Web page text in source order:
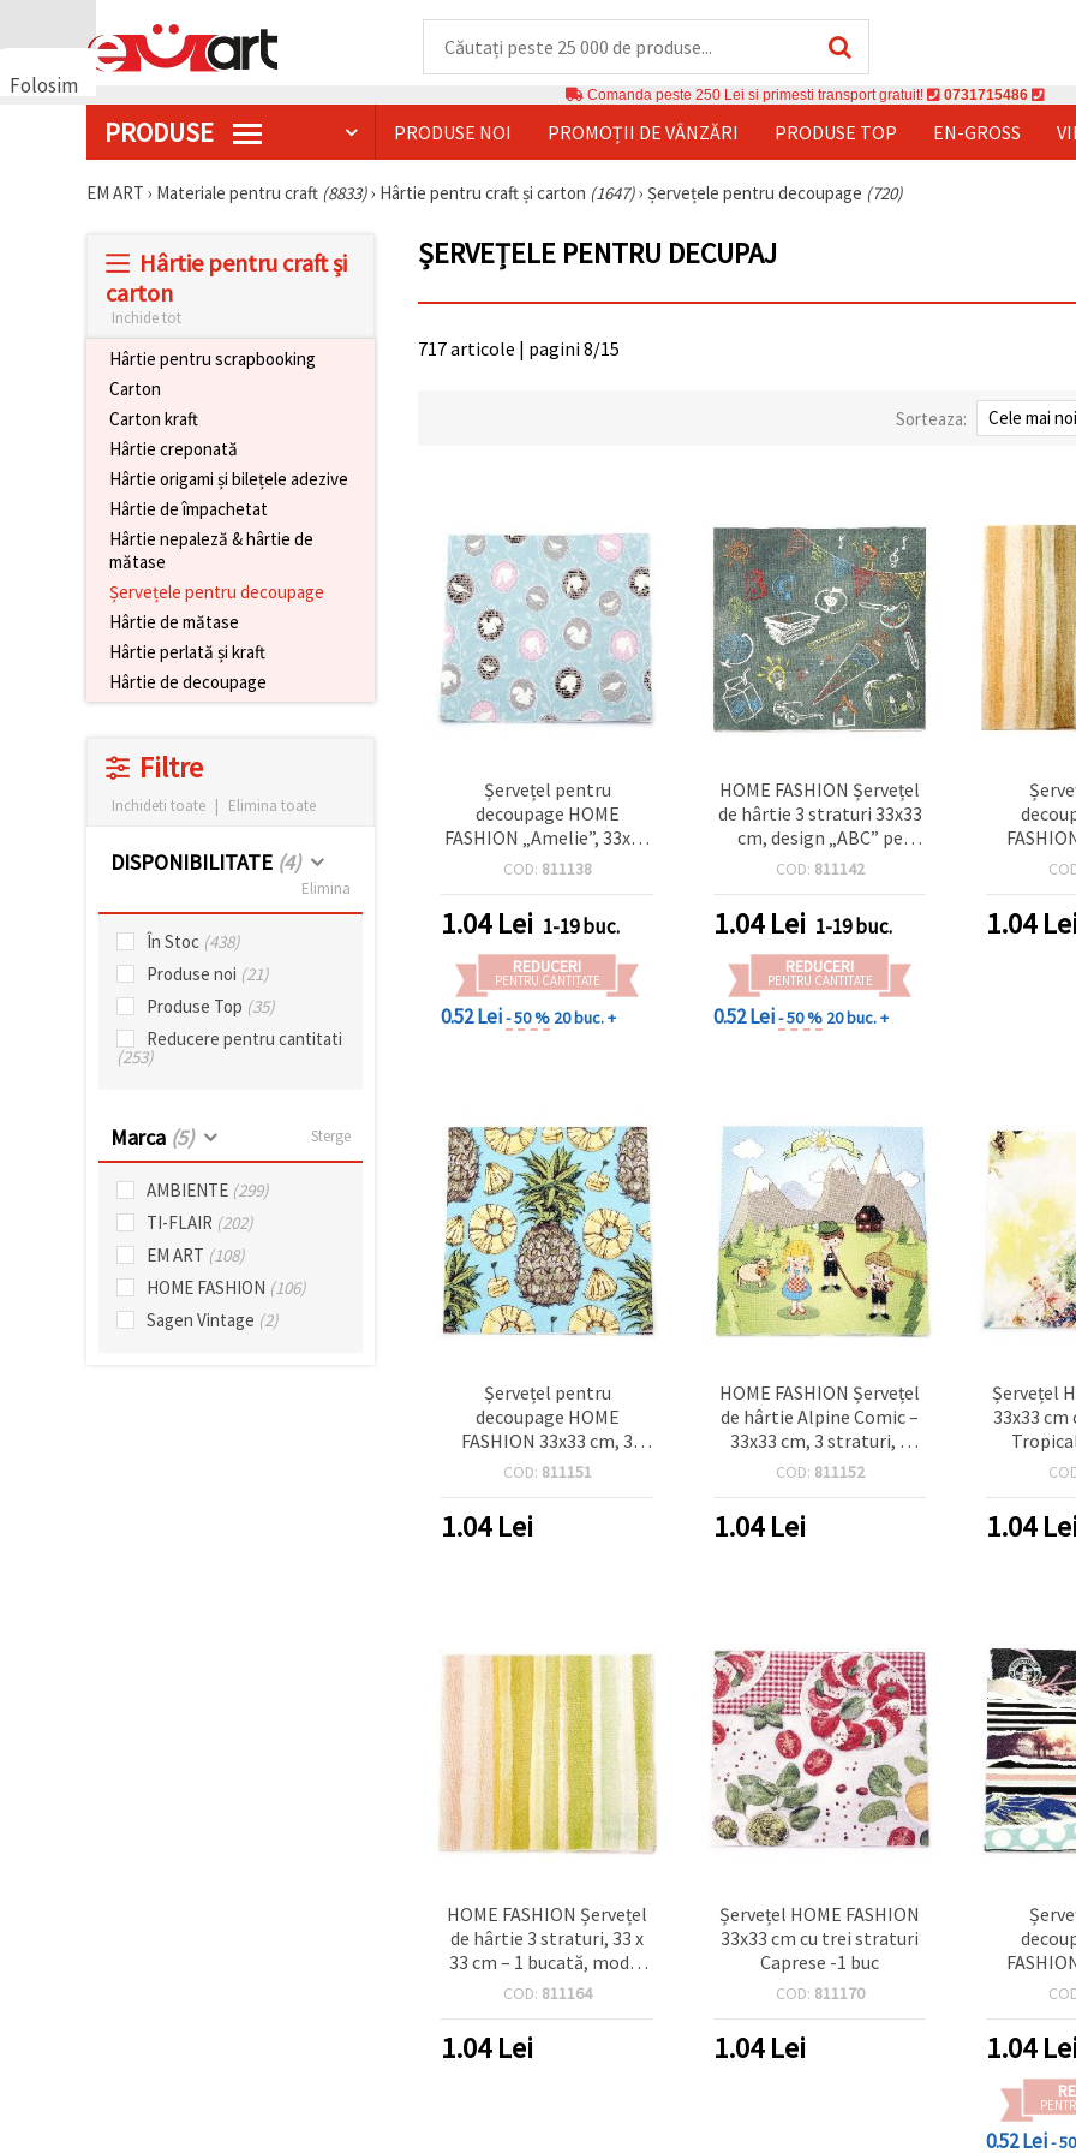
Folosim
dumneavoastră,
Comanda peste 250 Lei si primesti transport gratuit! 0731715486
PRODUSE PRODUSE NOI PROMOȚII DE VÂNZĂRI PRODUSE TOP EN-GROSS
EM ART › Materiale pentru craft (8833)› Hârtie pentru craft și carton (1647)› Șervețele pentru decoupage (720)
Hârtie pentru craft și
carton
Inchide tot
Hârtie pentru scrapbooking
Carton
Carton kraft
Hârtie creponată
Hârtie origami și bilețele adezive
Hârtie de împachetat
Hârtie nepaleză & hârtie de
mătase
Șervețele pentru decoupage
Hârtie de mătase
Hârtie perlată și kraft
Hârtie de decoupage
Filtre
Inchideti toate | Elimina toate
DISPONIBILITATE (4)
Elimina
În Stoc (438)
Produse noi (21)
Produse Top (35)
Reducere pentru cantitati
(253)
Marca (5) Sterge
AMBIENTE (299)
TI-FLAIR (202)
EM ART (108)
HOME FASHION (106)
Sagen Vintage (2)
ȘERVEȚELE PENTRU DECUPAJ
717 articole | pagini 8/15
Sorteaza:
Șervețel pentru
decoupage HOME
FASHION „Amelie”, 33x33
cm, 3 straturi – 1 bucată
COD: 811138
1.04Lei 1-19 buc.
REDUCERI
PENTRU CANTITATE
0.52 Lei- 50 % 20 buc. +
HOME FASHION Șervețel
de hârtie 3 straturi 33x33
cm, design „ABC” pe
tablă școlară (multicolor
pentru decoupage, craft și
decor de masă pentru
petreceri
COD: 811142
1.04Lei 1-19 buc.
REDUCERI
PENTRU CANTITATE
0.52 Lei- 50 % 20 buc. +
straturi,
1.04Lei
Șervețel pentru
decoupage HOME
FASHION 33x33 cm, 3
straturi, model Ananas
COD: 811151
1.04Lei
HOME FASHION Șervețel
de hârtie Alpine Comic –
33x33 cm, 3 straturi, 1
bucată | Șervețel de
decoupage, hobby DIY &
decor de masă
COD: 811152
1.04Lei
Șervețel
33x33
1.04Lei
HOME FASHION Șervețel
de hârtie 3 straturi, 33 x
33 cm – 1 bucată, model
acuarelă galben/verde,
decor de masă pentru
petreceri
COD: 811164
1.04Lei
Șervețel HOME FASHION
33x33 cm cu trei straturi
Caprese -1 buc
COD: 811170
1.04Lei
straturi,
1.04Lei
0.52 Lei-